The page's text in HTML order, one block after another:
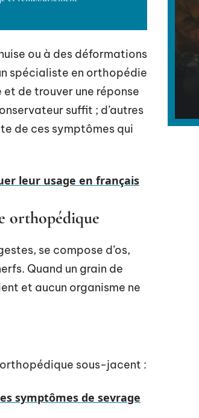
ou à des déformations
spécialiste en orthopédie
de trouver une réponse
suffit ; d’autres
de ces symptômes qui
leur usage en français
orthopédique
se compose d’os,
Quand un grain de
et aucun organisme ne
sous-jacent :
symptômes de sevrage